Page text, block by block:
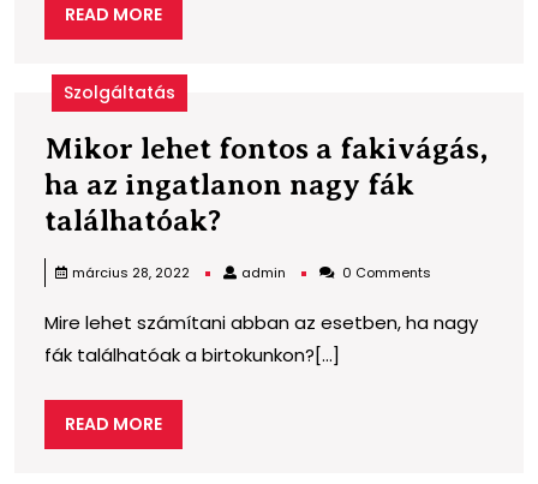
READ MOREREAD
MORE
Szolgáltatás
Mikor lehet fontos a fakivágás,
ha az ingatlanon nagy fák
találhatóak?Mikor
a
fakivágás,
március 28, 2022 admin admin 0 Comments
Mire lehet számítani abban az esetben, ha nagy
fák találhatóak a birtokunkon?[...]
READ MOREREAD
MORE